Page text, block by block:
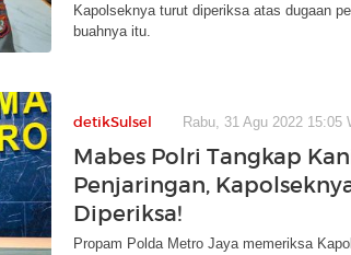
Kapolseknya turut diperiksa atas dugaan
buahnya itu.
detikSulsel Rabu, 31 Agu 2022 15:05
Mabes Polri Tangkap
Penjaringan,
Diperiksa!
Propam Polda Metro Jaya memeriksa